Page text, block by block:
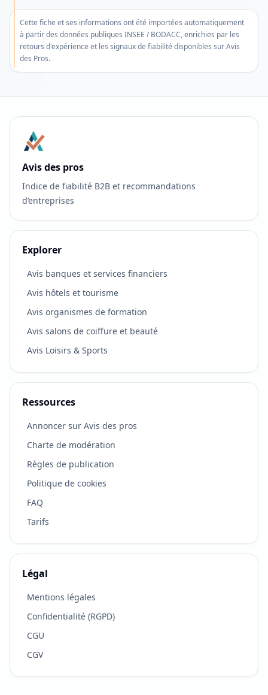
Cette fiche et ses informations ont été importées automatiquement
à partir des données publiques INSEE / BODACC, enrichies par les
retours d'expérience et les signaux de fiabilité disponibles sur Avis
des Pros.
Vous connaissez cette entreprise ?
Soyez le premier à laisser un avis ou partagez cette
fiche si elle peut aider autour de vous.
Ne
plus
afficher
Avis des pros
Indice de fiabilité B2B et recommandations
d’entreprises
Explorer
Avis banques et services financiers
Avis hôtels et tourisme
Avis organismes de formation
Avis salons de coiffure et beauté
Avis Loisirs & Sports
Ressources
Annoncer sur Avis des pros
Charte de modération
Règles de publication
Politique de cookies
FAQ
Tarifs
Légal
Mentions légales
Confidentialité (RGPD)
CGU
CGV